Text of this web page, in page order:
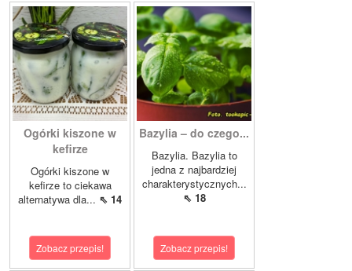
Ogórki kiszone w
kefirze
Ogórki kiszone w
kefirze to ciekawa
alternatywa dla... ⇖ 14
Zobacz przepis!
Bazylia – do czego...
Bazylia. Bazylia to
jedna z najbardziej
charakterystycznych...
⇖ 18
Zobacz przepis!